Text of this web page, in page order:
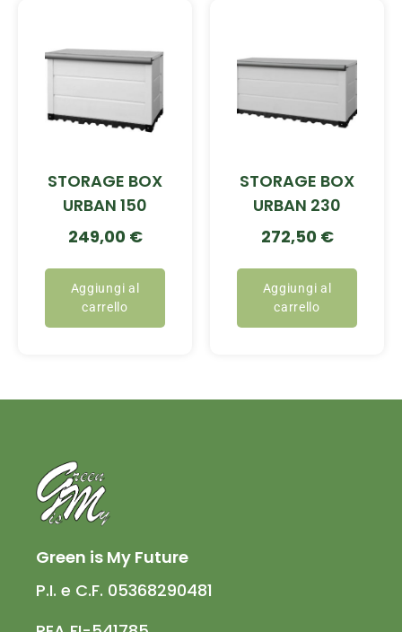
STORAGE BOX
URBAN 150
249,00 €
Aggiungi al
carrello
STORAGE BOX
URBAN 230
272,50 €
Aggiungi al
carrello
Green is My Future
P.I. e C.F. 05368290481